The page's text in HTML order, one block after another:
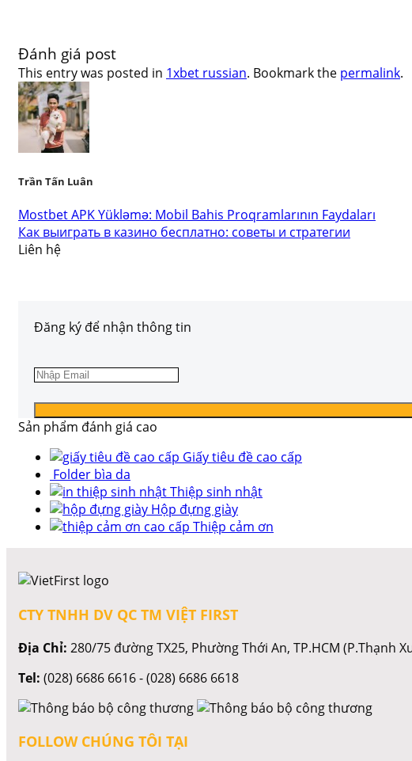
Đánh giá post
This entry was posted in 1xbet russian. Bookmark the permalink.
Trần Tấn Luân
Mostbet APK Yükləmə: Mobil Bahis Proqramlarının Faydaları
Как выиграть в казино бесплатно: советы и стратегии
Liên hệ
Đăng ký để nhận thông tin
Sản phẩm đánh giá cao
Giấy tiêu đề cao cấp
Folder bìa da
Thiệp sinh nhật
Hộp đựng giày
Thiệp cảm ơn
CTY TNHH DV QC TM VIỆT FIRST
Địa Chỉ: 280/75 đường TX25, Phường Thới An, TP.HCM (P.Thạnh
Tel: (028) 6686 6616 - (028) 6686 6618
FOLLOW CHÚNG TÔI TẠI